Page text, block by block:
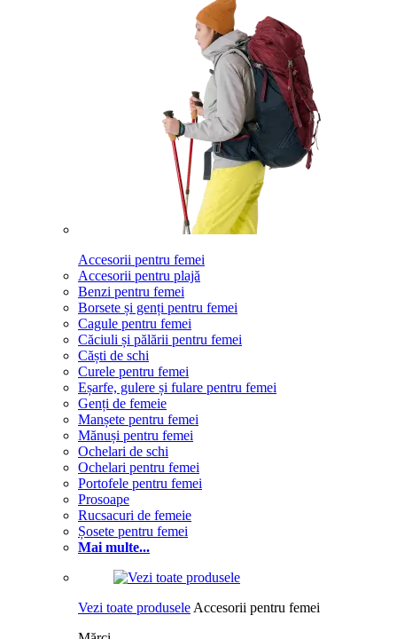
Accesorii pentru femei
Accesorii pentru plajă
Benzi pentru femei
Borsete și genți pentru femei
Cagule pentru femei
Căciuli și pălării pentru femei
Căști de schi
Curele pentru femei
Eșarfe, gulere și fulare pentru femei
Genți de femeie
Manșete pentru femei
Mănuși pentru femei
Ochelari de schi
Ochelari pentru femei
Portofele pentru femei
Prosoape
Rucsacuri de femeie
Șosete pentru femei
Mai multe...
Vezi toate produsele Accesorii pentru femei